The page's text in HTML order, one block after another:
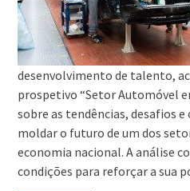
desenvolvimento de talento,
prospetivo “Setor Automóvel
sobre as tendências, desafios
moldar o futuro de um dos
economia nacional. A análise
condições para reforçar a sua